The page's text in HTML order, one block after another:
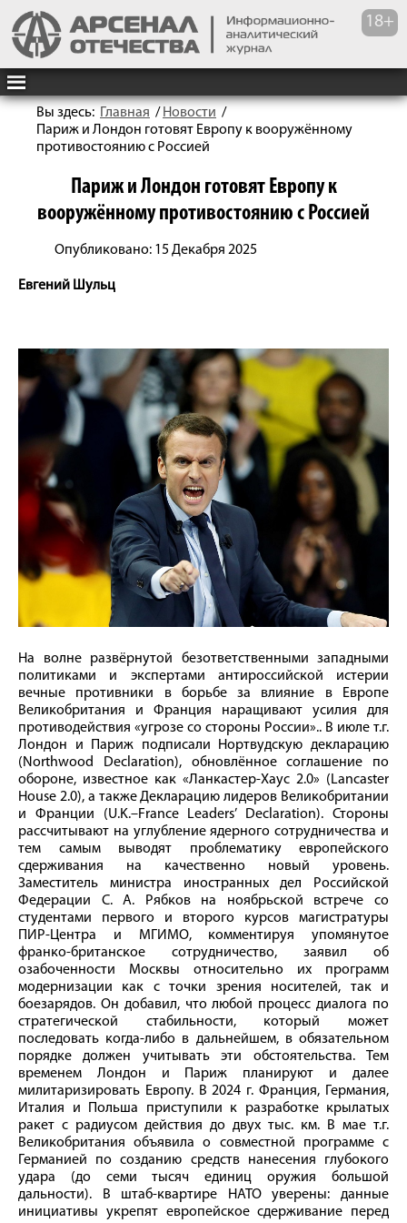
Вы здесь: Главная / Новости /
Париж и Лондон готовят Европу к вооружённому
противостоянию с Россией
Париж и Лондон готовят Европу к
вооружённому противостоянию с Россией
Опубликовано: 15 Декабря 2025
Евгений Шульц
На волне развёрнутой безответственными западными
политиками и экспертами антироссийской истерии
вечные противники в борьбе за влияние в Европе
Великобритания и Франция наращивают усилия для
противодействия «угрозе со стороны России».. В июле т.г.
Лондон и Париж подписали Нортвудскую декларацию
(Northwood Declaration), обновлённое соглашение по
обороне, известное как «Ланкастер‑Хаус 2.0» (Lancaster
House 2.0), а также Декларацию лидеров Великобритании
и Франции (U.K.–France Leaders’ Declaration). Стороны
рассчитывают на углубление ядерного сотрудничества и
тем самым выводят проблематику европейского
сдерживания на качественно новый уровень.
Заместитель министра иностранных дел Российской
Федерации С. А. Рябков на ноябрьской встрече со
студентами первого и второго курсов магистратуры
ПИР‑Центра и МГИМО, комментируя упомянутое
франко‑британское сотрудничество, заявил об
озабоченности Москвы относительно их программ
модернизации как с точки зрения носителей, так и
боезарядов. Он добавил, что любой процесс диалога по
стратегической стабильности, который может
последовать когда‑либо в дальнейшем, в обязательном
порядке должен учитывать эти обстоятельства. Тем
временем Лондон и Париж планируют и далее
милитаризировать Европу. В 2024 г. Франция, Германия,
Италия и Польша приступили к разработке крылатых
ракет с радиусом действия до двух тыс. км. В мае т.г.
Великобритания объявила о совместной программе с
Германией по созданию средств нанесения глубокого
удара (до семи тысяч единиц оружия большой
дальности). В штаб‑квартире НАТО уверены: данные
инициативы укрепят европейское сдерживание перед